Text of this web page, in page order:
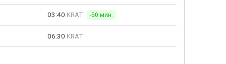
03:40 KRAT -50 мин.
06:30 KRAT